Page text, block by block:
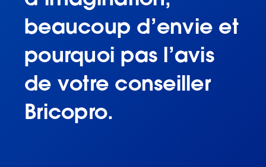
beaucoup d’envie et
pourquoi pas l’avis
de votre conseiller
Bricopro.